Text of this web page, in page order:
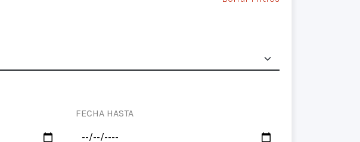
FECHA HASTA